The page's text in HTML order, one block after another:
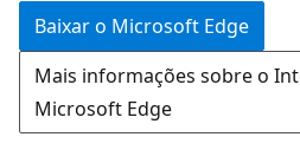
Baixar o Microsoft Edge
Mais informações sobre o
Microsoft Edge